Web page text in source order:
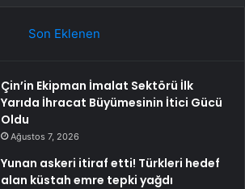
Son Eklenen
Çin’in Ekipman İmalat Sektörü İlk
Yarıda İhracat Büyümesinin İtici Gücü
Oldu
Ağustos 7, 2026
Yunan askeri itiraf etti! Türkleri hedef
alan küstah emre tepki yağdı